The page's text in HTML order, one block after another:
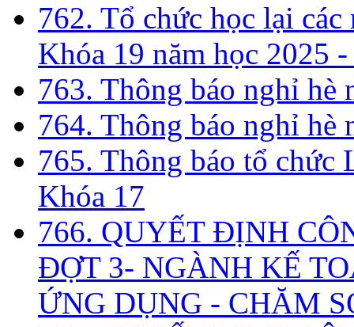
762. Tổ chức học lại
Khóa 19 năm học 2025
763. Thông báo nghỉ hè
764. Thông báo nghỉ hè
765. Thông báo tổ chức
Khóa 17
766. QUYẾT ĐỊNH
ĐỢT 3- NGÀNH KẾ
ỨNG DỤNG - CHĂM